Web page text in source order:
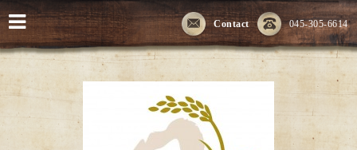
045-305-6614
Contact